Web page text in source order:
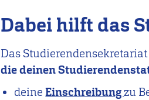
Dabei hilft das
Das
die deinen
deineEinschreibungzu